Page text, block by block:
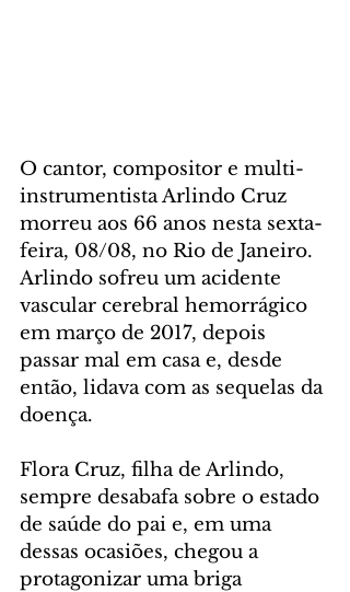
O cantor, compositor e multi-
instrumentista Arlindo Cruz
morreu aos 66 anos nesta sexta-
feira, 08/08, no Rio de Janeiro.
Arlindo sofreu um acidente
vascular cerebral hemorrágico
em março de 2017, depois
passar mal em casa e, desde
então, lidava com as sequelas da
doença.
Flora Cruz, filha de Arlindo,
sempre desabafa sobre o estado
de saúde do pai e, em uma
dessas ocasiões, chegou a
protagonizar uma briga